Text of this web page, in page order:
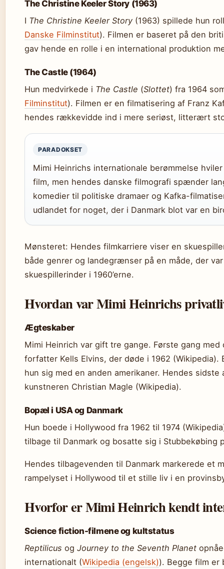
The Christine Keeler Story (1963)
I The Christine Keeler Story (1963) spillede hun
Danske Filminstitut). Filmen er baseret på den
gav hende en rolle i en international produktion
The Castle (1964)
Hun medvirkede i The Castle (Slottet) fra 1964
Filminstitut). Filmen er en filmatisering af Franz
hendes rækkevidde ind i mere seriøst, litterært
PARADOKSET
Mimi Heinrichs internationale berømmelse
film, men hendes danske filmografi spænder
komedier til politiske dramaer og Kafka-
udlandet for noget, der i Danmark blot var en
Mønsteret: Hendes filmkarriere viser en
både genrer og landegrænser på en måde, der
skuespillerinder i 1960’erne.
Hvordan var Mimi Heinrichs
Ægteskaber
Mimi Heinrich var gift tre gange. Første gang med
forfatter Kells Elvins, der døde i 1962 (Wikipedia).
hun sig med en anden amerikaner. Hendes
kunstneren Christian Magle (Wikipedia).
Bopæl i USA og Danmark
Hun boede i Hollywood fra 1962 til 1974
tilbage til Danmark og bosatte sig i Stubbekøbing
Hendes tilbagevenden til Danmark markerede et
rampelyset i Hollywood til et stille liv i en
Hvorfor er Mimi Heinrich kendt
Science fiction-filmene og kultstatus
Reptilicus og Journey to the Seventh Planet
internationalt (Wikipedia (engelsk)). Begge film er